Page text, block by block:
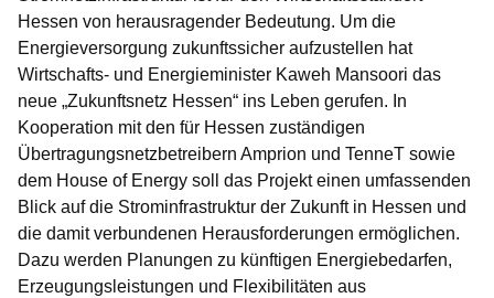
Hessen von herausragender Bedeutung. Um die
Energieversorgung zukunftssicher aufzustellen hat
Wirtschafts- und Energieminister Kaweh Mansoori das
neue „Zukunftsnetz Hessen“ ins Leben gerufen. In
Kooperation mit den für Hessen zuständigen
Übertragungsnetzbetreibern Amprion und TenneT sowie
dem House of Energy soll das Projekt einen umfassenden
Blick auf die Strominfrastruktur der Zukunft in Hessen und
die damit verbundenen Herausforderungen ermöglichen.
Dazu werden Planungen zu künftigen Energiebedarfen,
Erzeugungsleistungen und Flexibilitäten aus